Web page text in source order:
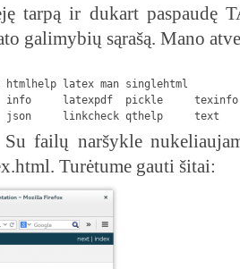
tarpą ir dukart paspaudę
galimybių sąrašą. Mano
htmlhelp latex man singlehtml
info     latexpdf  pickle     texinfo
json     linkcheck qthelp     text
Su failų naršykle
Turėtume gauti šitai: